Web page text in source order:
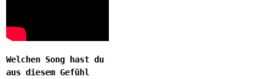
Welchen Song hast du
aus diesem Gefühl